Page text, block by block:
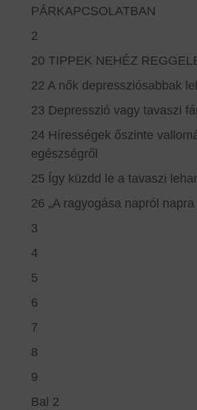
PÁRKAPCSOLATBAN
2
20 TIPPEK NEHÉZ
22 A nők depressziósabbak
23 Depresszió vagy tavaszi
24 Hírességek őszinte
egészségről
25 Így küzdd le a tavaszi
26 „A ragyogása napról
3
4
5
6
7
8
9
Bal 2